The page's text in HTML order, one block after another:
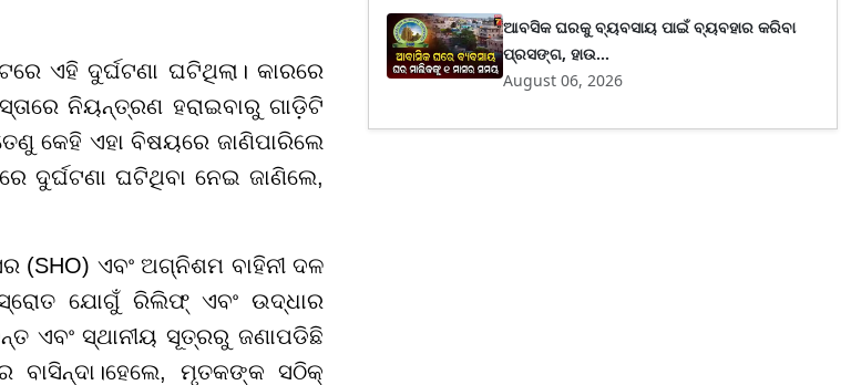
ଏହି ଦୁର୍ଘଟଣା ଘଟିଥିଲା। କାରରେ
ନିୟନ୍ତ୍ରଣ ହରାଇବାରୁ ଗାଡ଼ିଟି
କେହି ଏହା ବିଷୟରେ ଜାଣିପାରିଲେ
ଦୁର୍ଘଟଣା ଘଟିଥିବା ନେଇ ଜାଣିଲେ,
(SHO) ଏବଂ ଅଗ୍ନିଶମ ବାହିନୀ ଦଳ
ସ୍ରୋତ ଯୋଗୁଁ ରିଲିଫ୍ ଏବଂ ଉଦ୍ଧାର
ଏବଂ ସ୍ଥାନୀୟ ସୂତ୍ରରୁ ଜଣାପଡିଛି
ମୃତକଙ୍କ ସଠିକ୍
ଆବସିକ ଘରକୁ ବ୍ୟବସାୟ ପାଇଁ ବ୍ୟବହାର କରିବା
ପ୍ରସଙ୍ଗ, ହାଉ...
August 06, 2026